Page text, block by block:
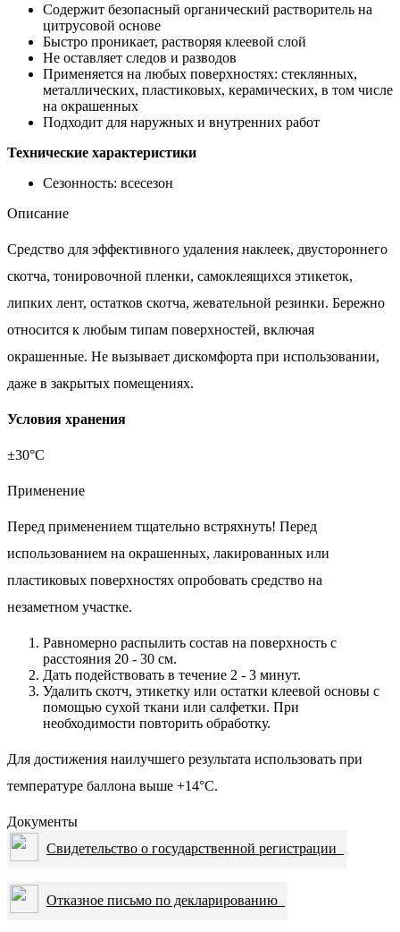
Содержит безопасный органический растворитель на
цитрусовой основе
Быстро проникает, растворяя клеевой слой
Не оставляет следов и разводов
Применяется на любых поверхностях: стеклянных,
металлических, пластиковых, керамических, в том числе
на окрашенных
Подходит для наружных и внутренних работ
Технические характеристики
Сезонность: всесезон
Описание
Средство для эффективного удаления наклеек, двустороннего
скотча, тонировочной пленки, самоклеящихся этикеток,
липких лент, остатков скотча, жевательной резинки. Бережно
относится к любым типам поверхностей, включая
окрашенные. Не вызывает дискомфорта при использовании,
даже в закрытых помещениях.
Условия хранения
±30°С
Применение
Перед применением тщательно встряхнуть! Перед
использованием на окрашенных, лакированных или
пластиковых поверхностях опробовать средство на
незаметном участке.
Равномерно распылить состав на поверхность с
расстояния 20 - 30 см.
Дать подействовать в течение 2 - 3 минут.
Удалить скотч, этикетку или остатки клеевой основы с
помощью сухой ткани или салфетки. При
необходимости повторить обработку.
Для достижения наилучшего результата использовать при
температуре баллона выше +14°С.
Документы
Свидетельство о государственной регистрации
Отказное письмо по декларированию